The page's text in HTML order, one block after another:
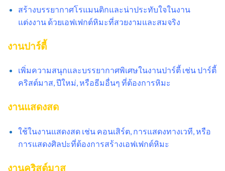
สร้างบรรยากาศโรแมนติกและน่าประทับใจในงาน
แต่งงาน ด้วยเอฟเฟกต์หิมะที่สวยงามและสมจริง
งานปาร์ตี้
เพิ่มความสนุกและบรรยากาศพิเศษในงานปาร์ตี้ เช่น ปาร์ตี้
คริสต์มาส, ปีใหม่, หรือธีมอื่นๆ ที่ต้องการหิมะ
งานแสดงสด
ใช้ในงานแสดงสด เช่น คอนเสิร์ต, การแสดงทางเวที, หรือ
การแสดงศิลปะที่ต้องการสร้างเอฟเฟกต์หิมะ
งานคริสต์มาส